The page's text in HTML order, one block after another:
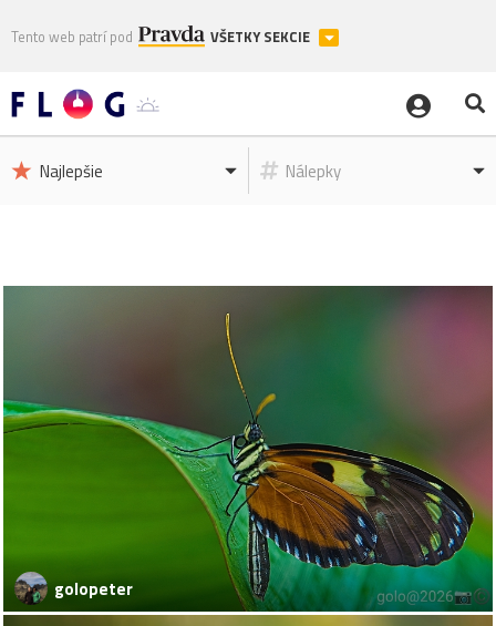
Tento web patrí pod VŠETKY SEKCIE
Najlepšie Nálepky
golopeter